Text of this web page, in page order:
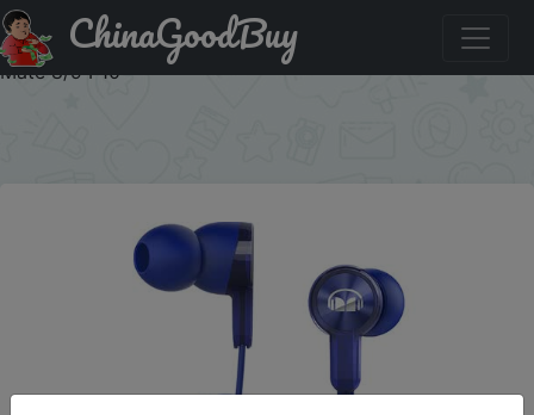
Купити по знижці HWRYCX0328 Huawei Honor Monster
Вкладные Наушники AM15 поддершка Huawei Honor 9
Mate 8/9 P10
ChinaGoodBuy